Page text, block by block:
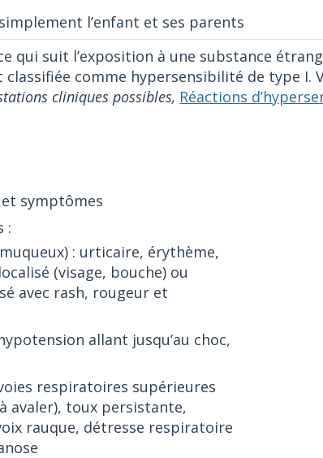
l’enfant et ses parents
qui suit l’exposition à une substance
classifiée comme hypersensibilité de type I.
cliniques possibles, Réactions
symptômes
:
: urticaire, érythème,
(visage, bouche) ou
avec rash, rougeur et
allant jusqu’au choc,
respiratoires supérieures
avaler), toux persistante,
rauque, détresse respiratoire